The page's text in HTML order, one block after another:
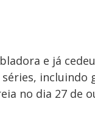
e já
incluindo
no dia 27 de